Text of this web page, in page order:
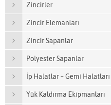
Zincirler
Zincir Elemanları
Zincir Sapanlar
Polyester Sapanlar
İp Halatlar – Gemi Halatları
Yük Kaldırma Ekipmanları